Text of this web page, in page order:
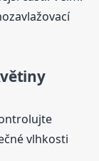
vlhkosti